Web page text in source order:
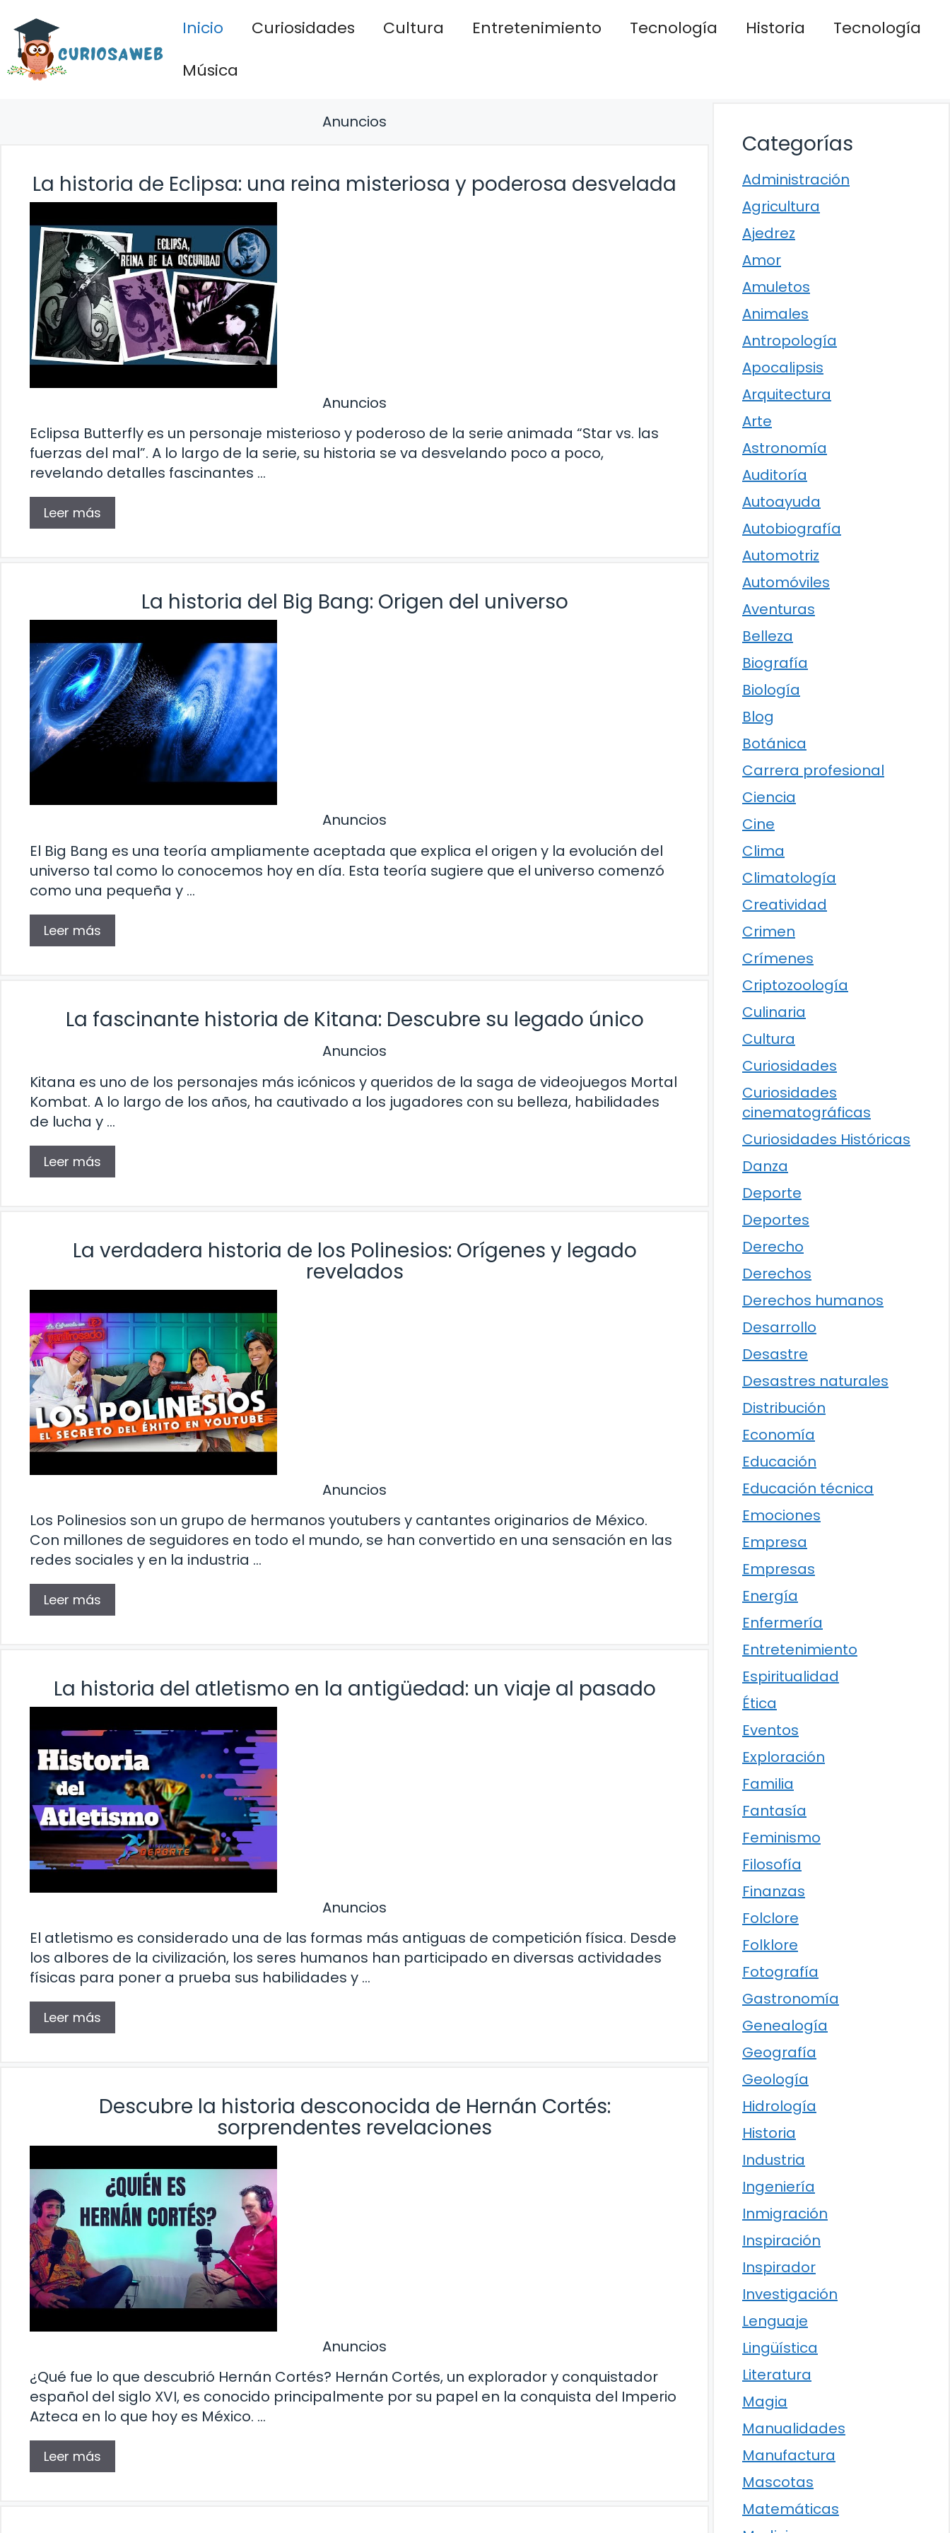
contenido
Inicio Curiosidades Cultura Entretenimiento Tecnología Historia
Tecnología
Música
Anuncios
La historia de Eclipsa: una reina misteriosa y poderosa desvelada
Anuncios
Eclipsa Butterfly es un personaje misterioso y poderoso de la serie animada “Star vs. las
fuerzas del mal”. A lo largo de la serie, su historia se va desvelando poco a poco,
revelando detalles fascinantes …
Leer más
La historia del Big Bang: Origen del universo
Anuncios
El Big Bang es una teoría ampliamente aceptada que explica el origen y la evolución del
universo tal como lo conocemos hoy en día. Esta teoría sugiere que el universo comenzó
como una pequeña y …
Leer más
La fascinante historia de Kitana: Descubre su legado único
Anuncios
Kitana es uno de los personajes más icónicos y queridos de la saga de videojuegos Mortal
Kombat. A lo largo de los años, ha cautivado a los jugadores con su belleza, habilidades
de lucha y …
Leer más
La verdadera historia de los Polinesios: Orígenes y legado
revelados
Anuncios
Los Polinesios son un grupo de hermanos youtubers y cantantes originarios de México.
Con millones de seguidores en todo el mundo, se han convertido en una sensación en las
redes sociales y en la industria …
Leer más
La historia del atletismo en la antigüedad: un viaje al pasado
Anuncios
El atletismo es considerado una de las formas más antiguas de competición física. Desde
los albores de la civilización, los seres humanos han participado en diversas actividades
físicas para poner a prueba sus habilidades y …
Leer más
Descubre la historia desconocida de Hernán Cortés:
sorprendentes revelaciones
Anuncios
¿Qué fue lo que descubrió Hernán Cortés? Hernán Cortés, un explorador y conquistador
español del siglo XVI, es conocido principalmente por su papel en la conquista del Imperio
Azteca en lo que hoy es México. …
Leer más
Categorías
Administración
Agricultura
Ajedrez
Amor
Amuletos
Animales
Antropología
Apocalipsis
Arquitectura
Arte
Astronomía
Auditoría
Autoayuda
Autobiografía
Automotriz
Automóviles
Aventuras
Belleza
Biografía
Biología
Blog
Botánica
Carrera profesional
Ciencia
Cine
Clima
Climatología
Creatividad
Crimen
Crímenes
Criptozoología
Culinaria
Cultura
Curiosidades
Curiosidades
cinematográficas
Curiosidades Históricas
Danza
Deporte
Deportes
Derecho
Derechos
Derechos humanos
Desarrollo
Desastre
Desastres naturales
Distribución
Economía
Educación
Educación técnica
Emociones
Empresa
Empresas
Energía
Enfermería
Entretenimiento
Espiritualidad
Ética
Eventos
Exploración
Familia
Fantasía
Feminismo
Filosofía
Finanzas
Folclore
Folklore
Fotografía
Gastronomía
Genealogía
Geografía
Geología
Hidrología
Historia
Industria
Ingeniería
Inmigración
Inspiración
Inspirador
Investigación
Lenguaje
Lingüística
Literatura
Magia
Manualidades
Manufactura
Mascotas
Matemáticas